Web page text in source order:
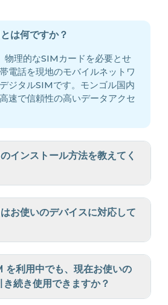
は何ですか？
物理的なSIMカードを必要とせ
電話を現地のモバイルネットワ
ジタルSIMです。モンゴル国内
速で信頼性の高いデータアクセ
インストール方法を教えてく
お使いのデバイスに対応して
利用中でも、現在お使いの
続き使用できますか？